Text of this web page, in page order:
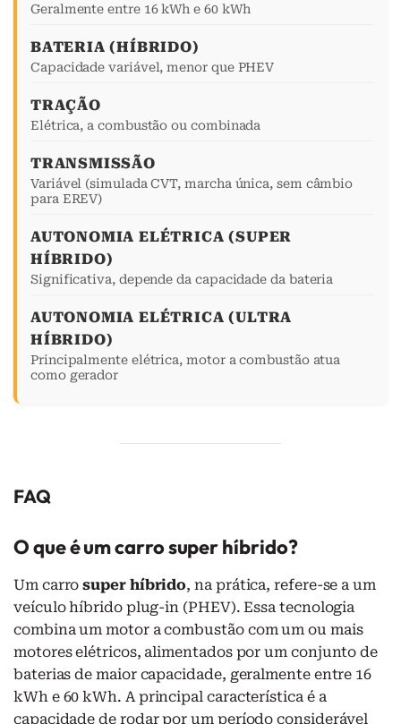
Geralmente entre 16 kWh e 60 kWh
BATERIA (HÍBRIDO)
Capacidade variável, menor que PHEV
TRAÇÃO
Elétrica, a combustão ou combinada
TRANSMISSÃO
Variável (simulada CVT, marcha única, sem câmbio
para EREV)
AUTONOMIA ELÉTRICA (SUPER
HÍBRIDO)
Significativa, depende da capacidade da bateria
AUTONOMIA ELÉTRICA (ULTRA
HÍBRIDO)
Principalmente elétrica, motor a combustão atua
como gerador
FAQ
O que é um carro super híbrido?
Um carrosuper híbrido, na prática, refere-se a um
veículo híbrido plug-in (PHEV). Essa tecnologia
combina um motor a combustão com um ou mais
motores elétricos, alimentados por um conjunto de
baterias de maior capacidade, geralmente entre 16
kWh e 60 kWh. A principal característica é a
capacidade de rodar por um período considerável